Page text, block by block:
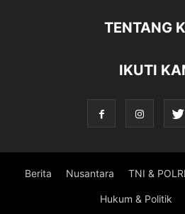
TENTANG
IKUTI
Berita Nusantara TNI & POLRI
Hukum & Politik